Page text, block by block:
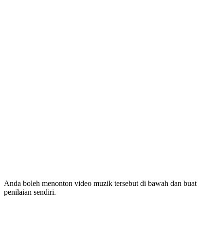
Anda boleh menonton video muzik tersebut di bawah dan buat
penilaian sendiri.